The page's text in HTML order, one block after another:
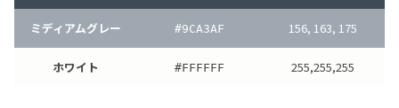
ミディアムグレー #9CA3AF 156, 163, 175
ホワイト #FFFFFF 255,255,255